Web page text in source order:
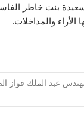
د.سعيدة بنت خاطر
والمداخلات.